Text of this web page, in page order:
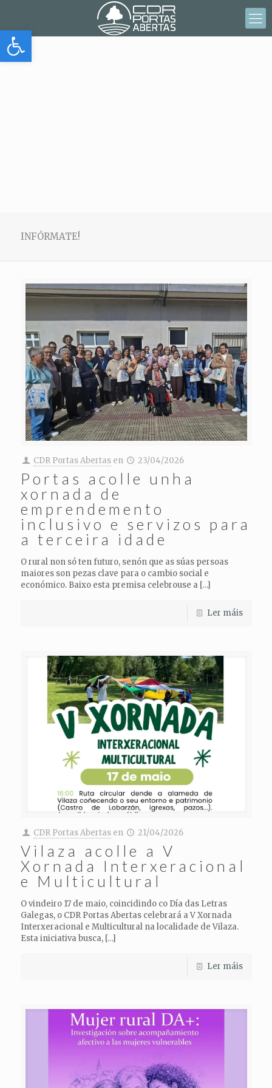
Abrir barra de herramientas
INFÓRMATE!
CDR Portas Abertas en 23/04/2026
Portas acolle unha
xornada de
emprendemento
inclusivo e servizos para
a terceira idade
O rural non só ten futuro, senón que as súas persoas
maiores son pezas clave para o cambio social e
económico. Baixo esta premisa celebrouse a[…]
Ler máis
CDR Portas Abertas en 21/04/2026
Vilaza acolle a V
Xornada Interxeracional
e Multicultural
O vindeiro 17 de maio, coincidindo co Día das Letras
Galegas, o CDR Portas Abertas celebrará a V Xornada
Interxeracional e Multicultural na localidade de Vilaza.
Esta iniciativa busca,[…]
Ler máis